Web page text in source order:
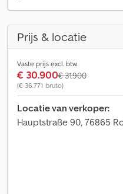
Prijs & locatie
Vaste prijs excl. btw
€ 30.900€ 31.900
(€ 36.771 bruto)
Locatie van verkoper:
Hauptstraße 90, 76865